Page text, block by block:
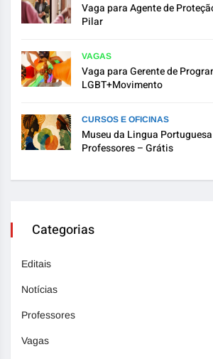
Vaga para Agente de
Pilar
VAGAS
Vaga para Gerente de
LGBT+Movimento
CURSOS E OFICINAS
Museu da Lingua
Professores – Grátis
Categorias
Editais
Notícias
Professores
Vagas